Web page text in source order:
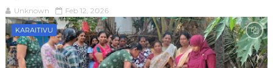
Unknown Feb 12, 2026
KARAITIVU